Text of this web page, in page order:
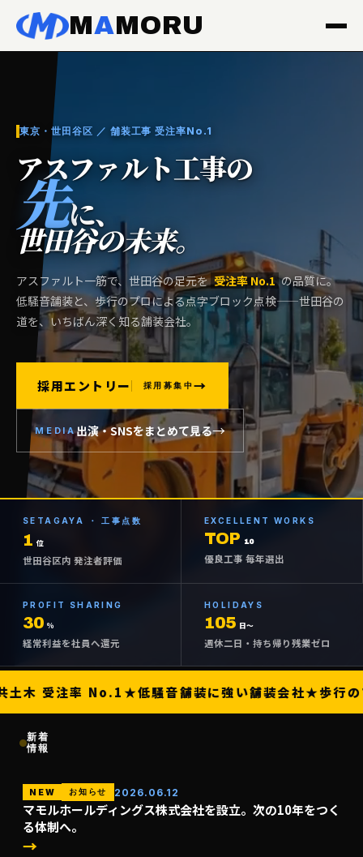
MAMORU
● 現場ビジュアル ／ 東京・世田谷 ／ 右半分に動画掲載予定
東京・世田谷区 ／ 舗装工事 受注率No.1
道路工事が、私たちの名刺。
アスファルト工事の
先に、
世田谷の未来。
アスファルト一筋で、世田谷の足元を 受注率 No.1 の品質に。
低騒音舗装と、歩行のプロによる点字ブロック点検——世田谷の
道を、いちばん深く知る舗装会社。
採用エントリー 採用募集中 →
MEDIA出演・SNSをまとめて見る→
SETAGAYA ・ 工事点数
1 位
世田谷区内 発注者評価
EXCELLENT WORKS
TOP 10
優良工事 毎年選出
PROFIT SHARING
30 ％
経常利益を社員へ還元
HOLIDAYS
105 日〜
週休二日・持ち帰り残業ゼロ
木 受注率 No.1★低騒音舗装に強い舗装会社★歩行の
新着
情報
NEW お知らせ 2026.06.12
マモルホールディングス株式会社を設立。次の10年をつく
る体制へ。
→